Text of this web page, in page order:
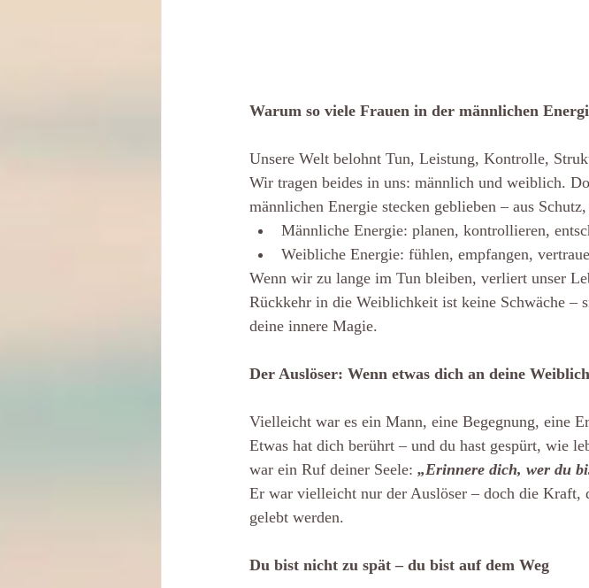
Warum so viele Frauen in der männlichen
Unsere Welt belohnt Tun, Leistung, Kontrolle,
Wir tragen beides in uns: männlich und weiblich.
männlichen Energie stecken geblieben – aus
Männliche Energie: planen, kontrollieren,
Weibliche Energie: fühlen, empfangen,
Wenn wir zu lange im Tun bleiben, verliert unser
Rückkehr in die Weiblichkeit ist keine Schwäche –
deine innere Magie.
Der Auslöser: Wenn etwas dich an deine
Vielleicht war es ein Mann, eine Begegnung, eine
Etwas hat dich berührt – und du hast gespürt, wie
war ein Ruf deiner Seele: „Erinnere dich, wer du
Er war vielleicht nur der Auslöser – doch die Kraft,
gelebt werden.
Du bist nicht zu spät – du bist auf dem Weg